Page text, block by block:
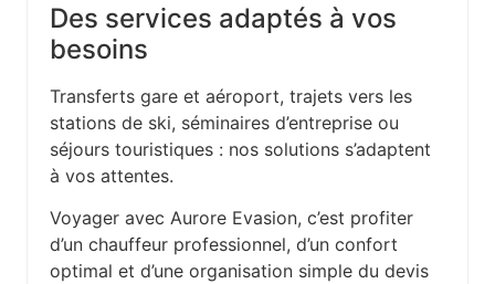
Des services adaptés à vos
besoins
Transferts gare et aéroport, trajets vers les
stations de ski, séminaires d’entreprise ou
séjours touristiques : nos solutions s’adaptent
à vos attentes.
Voyager avec Aurore Evasion, c’est profiter
d’un chauffeur professionnel, d’un confort
optimal et d’une organisation simple du devis